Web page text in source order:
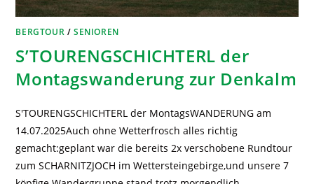
BERGTOUR /SENIOREN
S’TOURENGSCHICHTERL der
Montagswanderung zur Denkalm
S'TOURENGSCHICHTERL der MontagsWANDERUNG am
14.07.2025Auch ohne Wetterfrosch alles richtig
gemacht:geplant war die bereits 2x verschobene Rundtour
zum SCHARNITZJOCH im Wettersteingebirge,und unsere 7